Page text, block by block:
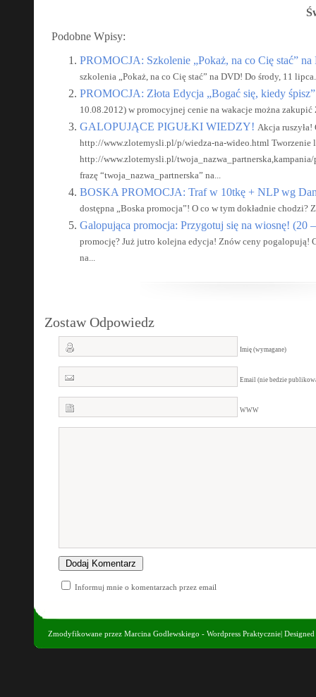
Podobne Wpisy:
PROMOCJA: Szkolenie „Pokaż, na co Cię stać”
szkolenia „Pokaż, na co Cię stać” na DVD! Do środy, 11
PROMOCJA: Złota Edycja „Bogać się, kiedy śpisz”
10.08.2012) w promocyjnej cenie na wakacje można zakupić
GALOPUJĄCE PIGUŁKI WIEDZY! Akcja
http://www.zlotemysli.pl/p/wiedza-na-wideo.html Tworzenie
http://www.zlotemysli.pl/
frazę “twoja_nazwa_partnerska” na...
BOSKA PROMOCJA: Traf w 10tkę + NLP wg
dostępna „Boska promocja”! O co w tym dokładnie chodzi?
Galopująca promocja: Przygotuj się na wiosnę! (20
promocję? Już jutro kolejna edycja! Znów ceny pogalopują!
na...
Zostaw Odpowiedz
Imię (wymagane)
Email (nie bedzie
WWW
Informuj mnie o komentarzach przez email
Zmodyfikowane przez Marcina Godlewskiego - Wordpress Praktycznie|